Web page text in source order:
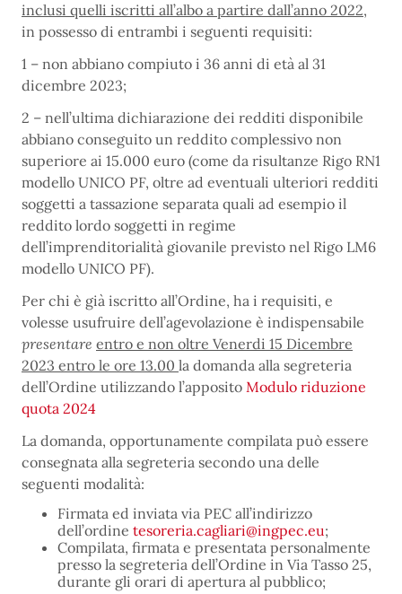
inclusi quelli iscritti all’albo a partire dall’anno 2022,
in possesso di entrambi i seguenti requisiti:
1 – non abbiano compiuto i 36 anni di età al 31
dicembre 2023;
2 – nell’ultima dichiarazione dei redditi disponibile
abbiano conseguito un reddito complessivo non
superiore ai 15.000 euro (come da risultanze Rigo RN1
modello UNICO PF, oltre ad eventuali ulteriori redditi
soggetti a tassazione separata quali ad esempio il
reddito lordo soggetti in regime
dell’imprenditorialità giovanile previsto nel Rigo LM6
modello UNICO PF).
Per chi è già iscritto all’Ordine, ha i requisiti, e
volesse usufruire dell’agevolazione è indispensabile
presentare entro e non oltre Venerdi 15 Dicembre
2023 entro le ore 13.00 la domanda alla segreteria
dell’Ordine utilizzando l’apposito Modulo riduzione
quota 2024
La domanda, opportunamente compilata può essere
consegnata alla segreteria secondo una delle
seguenti modalità:
Firmata ed inviata via PEC all’indirizzo
dell’ordine tesoreria.cagliari@ingpec.eu;
Compilata, firmata e presentata personalmente
presso la segreteria dell’Ordine in Via Tasso 25,
durante gli orari di apertura al pubblico;